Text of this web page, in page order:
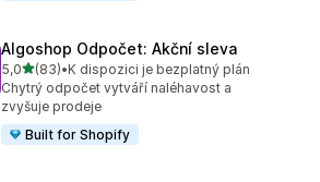
Algoshop Odpočet: Akční sleva
5,0z 5 hvězd
(83)
Celkový počet recenzí: 83
•K dispozici je bezplatný plán
Chytrý odpočet vytváří naléhavost a
zvyšuje prodeje
Built for Shopify